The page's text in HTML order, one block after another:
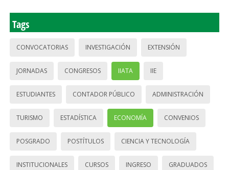
Tags
CONVOCATORIAS INVESTIGACIÓN EXTENSIÓN
JORNADAS CONGRESOS IIATA IIE
ESTUDIANTES CONTADOR PÚBLICO ADMINISTRACIÓN
TURISMO ESTADÍSTICA ECONOMÍA CONVENIOS
POSGRADO POSTÍTULOS CIENCIA Y TECNOLOGÍA
INSTITUCIONALES CURSOS INGRESO GRADUADOS